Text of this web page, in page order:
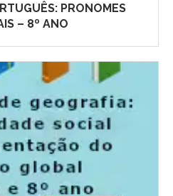
PRONOMES
– 8º ANO